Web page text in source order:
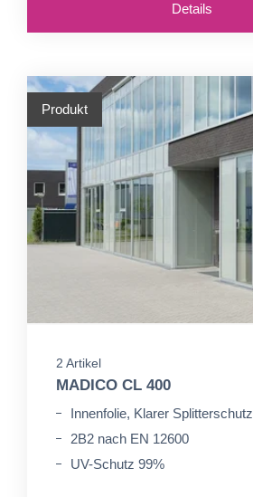
Details
Produkt
2 Artikel
MADICO CL 400
Innenfolie, Klarer Splitterschutz
2B2 nach EN 12600
UV-Schutz 99%